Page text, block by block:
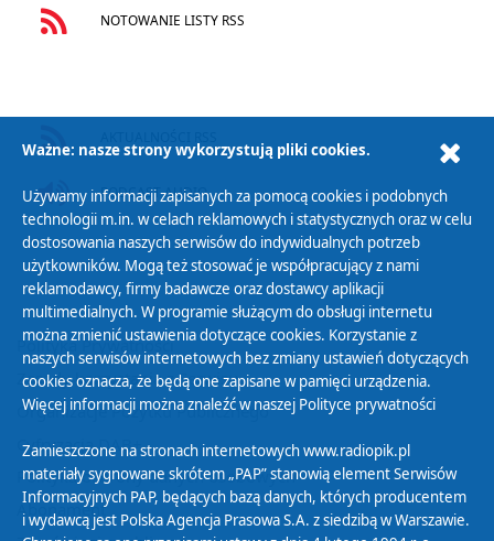
NOTOWANIE LISTY RSS
PODCAST AUDIO
Polityka Prywatności
Zasady korzystania z Serwisu
Organizacje Pożytku Publicznego
Cyfryzacja DAB+
Polityka ochrony danych osobowych
Abonament
Ważne: nasze strony wykorzystują pliki cookies.
Używamy informacji zapisanych za pomocą cookies i podobnych
technologii m.in. w celach reklamowych i statystycznych oraz w celu
dostosowania naszych serwisów do indywidualnych potrzeb
użytkowników. Mogą też stosować je współpracujący z nami
reklamodawcy, firmy badawcze oraz dostawcy aplikacji
multimedialnych. W programie służącym do obsługi internetu
można zmienić ustawienia dotyczące cookies. Korzystanie z
naszych serwisów internetowych bez zmiany ustawień dotyczących
cookies oznacza, że będą one zapisane w pamięci urządzenia.
Więcej informacji można znaleźć w naszej Polityce prywatności
Zamieszczone na stronach internetowych www.radiopik.pl
materiały sygnowane skrótem „PAP” stanowią element Serwisów
Informacyjnych PAP, będących bazą danych, których producentem
i wydawcą jest Polska Agencja Prasowa S.A. z siedzibą w Warszawie.